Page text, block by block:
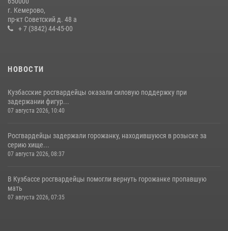
с покупками
20 июля 2026, 08:52
г. Кемерово,
пр-кт Советский д. 48 а
+ 7 (3842) 44-45-00
НОВОСТИ
Кузбасские росгвардейцы оказали силовую поддержку при
задержании фигур...
07 августа 2026, 10:40
Росгвардейцы задержали горожанку, находившуюся в розыске за
серию хище...
07 августа 2026, 08:37
В Кузбассе росгвардейцы помогли вернуть горожанке пропавшую
мать
07 августа 2026, 07:35